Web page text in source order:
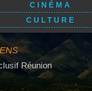
CINÉMA
CULTURE
Réunion